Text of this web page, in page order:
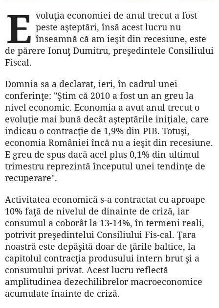
E voluţia economiei de anul trecut a fost
peste aşteptări, însă acest lucru nu
înseamnă că am ieşit din recesiune, este
de părere Ionuţ Dumitru, preşedintele Consiliului
Fiscal.
Domnia sa a declarat, ieri, în cadrul unei
conferinţe: "Ştim că 2010 a fost un an greu la
nivel economic. Economia a avut anul trecut o
evoluţie mai bună decât aşteptările iniţiale, care
indicau o contracţie de 1,9% din PIB. Totuşi,
economia României încă nu a ieşit din recesiune.
E greu de spus dacă acel plus 0,1% din ultimul
trimestru reprezintă începutul unei tendinţe de
recuperare".
Activitatea economică s-a contractat cu aproape
10% faţă de nivelul de dinainte de criză, iar
consumul a coborât la 13-14%, în termeni reali,
potrivit preşedintelui Consiliului Fis-cal. Ţara
noastră este depăşită doar de ţările baltice, la
capitolul contracţia produsului intern brut şi a
consumului privat. Acest lucru reflectă
amplitudinea dezechilibrelor macroeconomice
acumulate înainte de criză.